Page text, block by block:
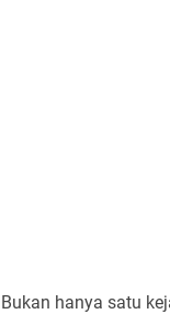
Bukan hanya satu